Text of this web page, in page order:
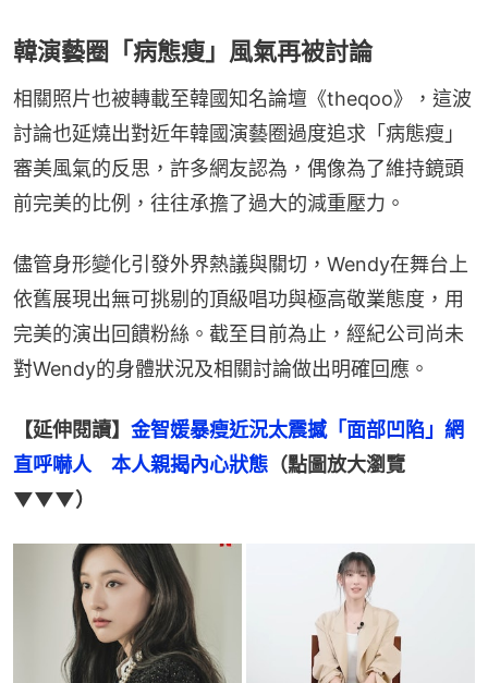
韓演藝圈「病態瘦」風氣再被討論
相關照片也被轉載至韓國知名論壇《theqoo》，這波
討論也延燒出對近年韓國演藝圈過度追求「病態瘦」
審美風氣的反思，許多網友認為，偶像為了維持鏡頭
前完美的比例，往往承擔了過大的減重壓力。
儘管身形變化引發外界熱議與關切，Wendy在舞台上
依舊展現出無可挑剔的頂級唱功與極高敬業態度，用
完美的演出回饋粉絲。截至目前為止，經紀公司尚未
對Wendy的身體狀況及相關討論做出明確回應。
【延伸閱讀】 金智媛暴瘦近況太震撼「面部凹陷」網
直呼嚇人　本人親揭內心狀態 （點圖放大瀏覽
▼▼▼）